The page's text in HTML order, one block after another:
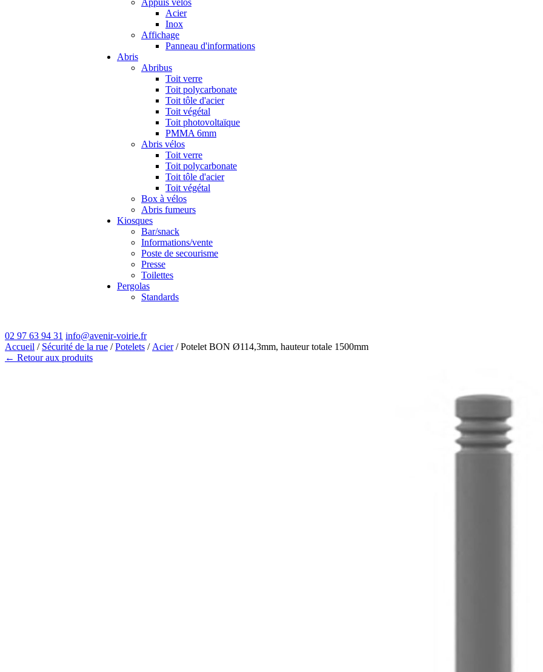
Appuis vélos
Acier
Inox
Affichage
Panneau d'informations
Abris
Abribus
Toit verre
Toit polycarbonate
Toit tôle d'acier
Toit végétal
Toit photovoltaïque
PMMA 6mm
Abris vélos
Toit verre
Toit polycarbonate
Toit tôle d'acier
Toit végétal
Box à vélos
Abris fumeurs
Kiosques
Bar/snack
Informations/vente
Poste de secourisme
Presse
Toilettes
Pergolas
Standards
02 97 63 94 31 info@avenir-voirie.fr
Accueil / Sécurité de la rue /Potelets / Acier/ Potelet BON Ø114,3mm, hauteur totale 1500mm
← Retour aux produits